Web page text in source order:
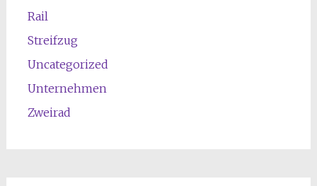
Rail
Streifzug
Uncategorized
Unternehmen
Zweirad